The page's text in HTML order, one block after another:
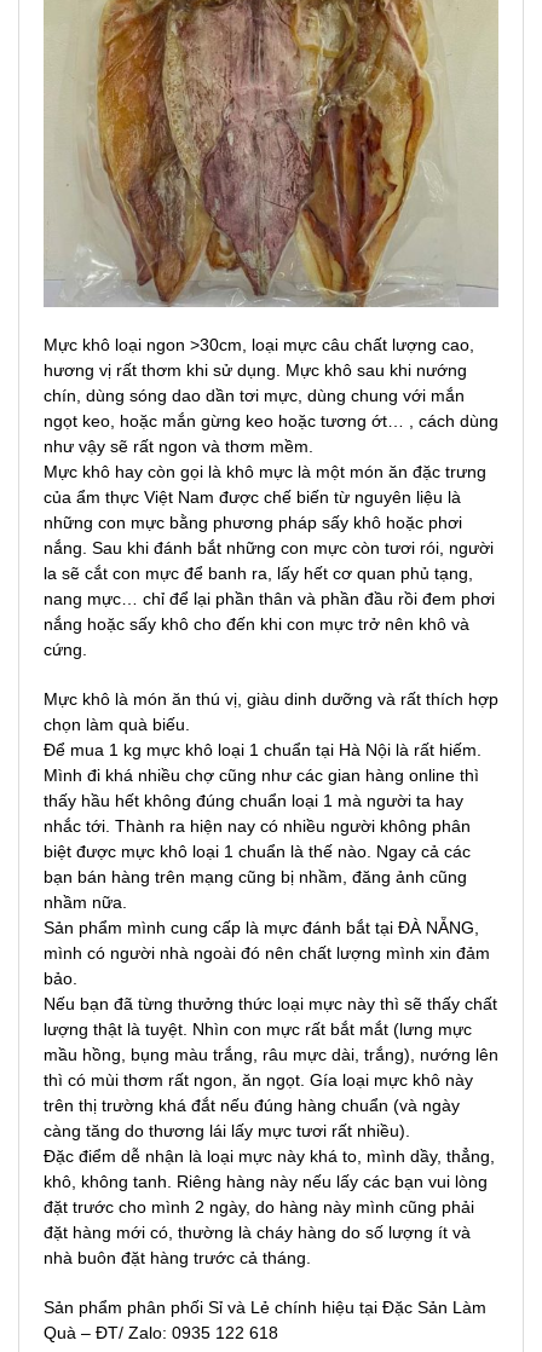
Mực khô loại ngon >30cm, loại mực câu chất lượng cao,
hương vị rất thơm khi sử dụng. Mực khô sau khi nướng
chín, dùng sóng dao dần tơi mực, dùng chung với mắn
ngọt keo, hoặc mắn gừng keo hoặc tương ớt… , cách dùng
như vậy sẽ rất ngon và thơm mềm.
Mực khô hay còn gọi là khô mực là một món ăn đặc trưng
của ẩm thực Việt Nam được chế biến từ nguyên liệu là
những con mực bằng phương pháp sấy khô hoặc phơi
nắng. Sau khi đánh bắt những con mực còn tươi rói, người
la sẽ cắt con mực để banh ra, lấy hết cơ quan phủ tạng,
nang mực… chỉ để lại phần thân và phần đầu rồi đem phơi
nắng hoặc sấy khô cho đến khi con mực trở nên khô và
cứng.
Mực khô là món ăn thú vị, giàu dinh dưỡng và rất thích hợp
chọn làm quà biếu.
Để mua 1 kg mực khô loại 1 chuẩn tại Hà Nội là rất hiếm.
Mình đi khá nhiều chợ cũng như các gian hàng online thì
thấy hầu hết không đúng chuẩn loại 1 mà người ta hay
nhắc tới. Thành ra hiện nay có nhiều người không phân
biệt được mực khô loại 1 chuẩn là thế nào. Ngay cả các
bạn bán hàng trên mạng cũng bị nhầm, đăng ảnh cũng
nhầm nữa.
Sản phẩm mình cung cấp là mực đánh bắt tại ĐÀ NẴNG,
mình có người nhà ngoài đó nên chất lượng mình xin đảm
bảo.
Nếu bạn đã từng thưởng thức loại mực này thì sẽ thấy chất
lượng thật là tuyệt. Nhìn con mực rất bắt mắt (lưng mực
mầu hồng, bụng màu trắng, râu mực dài, trắng), nướng lên
thì có mùi thơm rất ngon, ăn ngọt. Gía loại mực khô này
trên thị trường khá đắt nếu đúng hàng chuẩn (và ngày
càng tăng do thương lái lấy mực tươi rất nhiều).
Đặc điểm dễ nhận là loại mực này khá to, mình dầy, thẳng,
khô, không tanh. Riêng hàng này nếu lấy các bạn vui lòng
đặt trước cho mình 2 ngày, do hàng này mình cũng phải
đặt hàng mới có, thường là cháy hàng do số lượng ít và
nhà buôn đặt hàng trước cả tháng.
Sản phẩm phân phối Sỉ và Lẻ chính hiệu tại Đặc Sản Làm
Quà – ĐT/ Zalo: 0935 122 618